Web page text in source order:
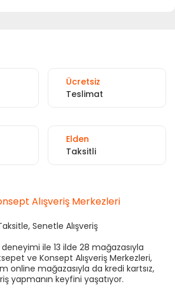
Ücretsiz
Teslimat
Elden
Taksitli
Alışveriş Merkezleri
Senetle Alışveriş
deneyimi ile 13 ilde 28 mağazasıyla
ve Konsept Alışveriş Merkezleri,
online mağazasıyla da kredi kartsız,
yapmanın keyfini yaşatıyor.